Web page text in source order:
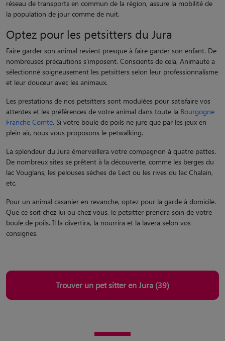
réseau de transports en commun de la région, assure la mobilité de
la population de jour comme de nuit.
Optez pour les petsitters du Jura
Faire garder son animal revient presque à faire garder son enfant. De
nombreuses précautions s’imposent. Conscients de cela, Animaute a
sélectionné soigneusement les petsitters selon leur professionnalisme
et leur douceur avec les animaux.
Les prestations de nos petsitters sont modulées pour satisfaire vos
attentes et les préférences de votre animal dans toute la Bourgogne
Franche Comté. Si votre boule de poils ne jure que par les jeux en
plein air, nous vous proposons le petwalking.
La splendeur du Jura émerveillera votre compagnon à quatre pattes.
De nombreux sites se prêtent à la découverte, comme les berges du
lac Vouglans, les pelouses sèches de Lect ou les rives du lac Chalain,
etc.
Pour un animal casanier en revanche, optez pour la garde à domicile.
Que ce soit chez lui ou chez vous, le petsitter prendra soin de votre
boule de poils. Il la divertira, la nourrira et la lavera selon vos
consignes.
Trouver un pet sitter en Jura (39)